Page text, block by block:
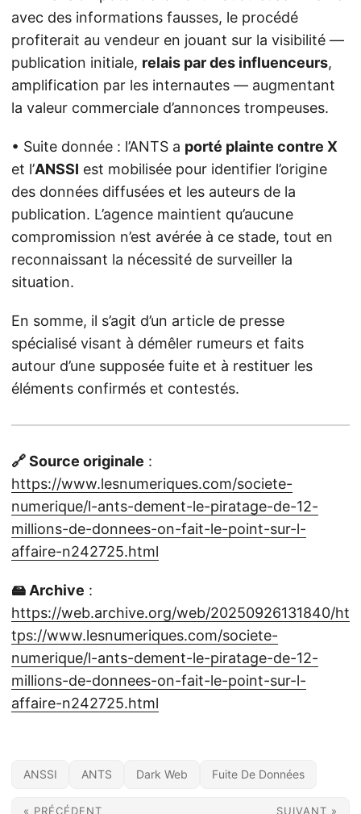
avec des informations fausses, le procédé
profiterait au vendeur en jouant sur la visibilité —
publication initiale, relais par des influenceurs,
amplification par les internautes — augmentant
la valeur commerciale d’annonces trompeuses.
• Suite donnée : l’ANTS a porté plainte contre X
et l’ANSSI est mobilisée pour identifier l’origine
des données diffusées et les auteurs de la
publication. L’agence maintient qu’aucune
compromission n’est avérée à ce stade, tout en
reconnaissant la nécessité de surveiller la
situation.
En somme, il s’agit d’un article de presse
spécialisé visant à démêler rumeurs et faits
autour d’une supposée fuite et à restituer les
éléments confirmés et contestés.
🔗 Source originale :
https://www.lesnumeriques.com/societe-
numerique/l-ants-dement-le-piratage-de-12-
millions-de-donnees-on-fait-le-point-sur-l-
affaire-n242725.html
🖴 Archive :
https://web.archive.org/web/20250926131840/ht
tps://www.lesnumeriques.com/societe-
numerique/l-ants-dement-le-piratage-de-12-
millions-de-donnees-on-fait-le-point-sur-l-
affaire-n242725.html
ANSSI ANTS Dark Web Fuite De Données
« PRÉCÉDENT SUIVANT »